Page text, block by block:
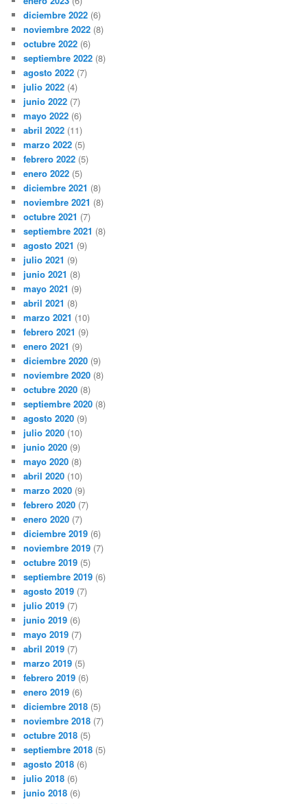
diciembre 2022 (6)
noviembre 2022 (8)
octubre 2022 (6)
septiembre 2022 (8)
agosto 2022 (7)
julio 2022 (4)
junio 2022 (7)
mayo 2022 (6)
abril 2022 (11)
marzo 2022 (5)
febrero 2022 (5)
enero 2022 (5)
diciembre 2021 (8)
noviembre 2021 (8)
octubre 2021 (7)
septiembre 2021 (8)
agosto 2021 (9)
julio 2021 (9)
junio 2021 (8)
mayo 2021 (9)
abril 2021 (8)
marzo 2021 (10)
febrero 2021 (9)
enero 2021 (9)
diciembre 2020 (9)
noviembre 2020 (8)
octubre 2020 (8)
septiembre 2020 (8)
agosto 2020 (9)
julio 2020 (10)
junio 2020 (9)
mayo 2020 (8)
abril 2020 (10)
marzo 2020 (9)
febrero 2020 (7)
enero 2020 (7)
diciembre 2019 (6)
noviembre 2019 (7)
octubre 2019 (5)
septiembre 2019 (6)
agosto 2019 (7)
julio 2019 (7)
junio 2019 (6)
mayo 2019 (7)
abril 2019 (7)
marzo 2019 (5)
febrero 2019 (6)
enero 2019 (6)
diciembre 2018 (5)
noviembre 2018 (7)
octubre 2018 (5)
septiembre 2018 (5)
agosto 2018 (6)
julio 2018 (6)
junio 2018 (6)